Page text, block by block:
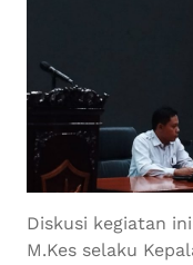
Diskusi kegiatan
M.Kes selaku